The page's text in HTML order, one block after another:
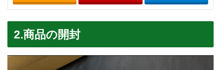
2.商品の開封